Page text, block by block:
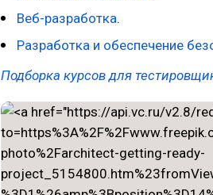
Веб-разработка.
Разработка и обеспечение
Подборка курсов для